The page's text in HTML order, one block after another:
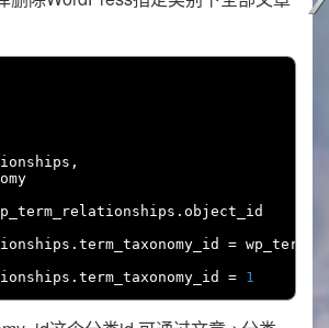
,
.
. term_taxonomy_id =
. term_taxonomy_id = 1